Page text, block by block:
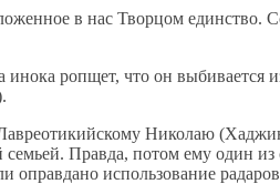
в нас Творцом единство.
ропщет, что он выбивается
Николаю
Правда, потом ему один
оправдано использование